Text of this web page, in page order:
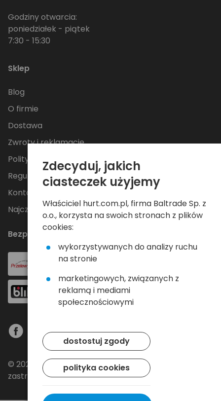
Godziny otwarcia:
poniedziałek - piątek
7:30 - 15:30
Sklep
Blog
O firmie
Dostawa
Zwroty i reklamacje
Polityka Prywatności
Regulamin
Kontakt
Najczęściej zadawane pytania
Bezpieczne płatności
© 2024 Baltrade sp. z o.o. - Wszelkie prawa
zastrzeżone.
Zdecyduj, jakich
ciasteczek użyjemy
Właściciel hurt.com.pl, firma Baltrade Sp. z
o.o., korzysta na swoich stronach z plików
cookies:
wykorzystywanych do analizy ruchu
na stronie
marketingowych, związanych z
reklamą i mediami
społecznościowymi
dostostuj zgody
polityka cookies